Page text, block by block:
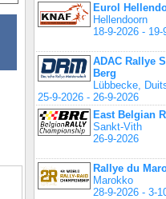
Eurol
Hellendoorn
18-9-2026 - 19-
ADAC Rallye
Berg
Lübbecke,
25-9-2026 - 26-9-2026
East Belgian
Sankt-Vith
26-9-2026
Rallye du
Marokko
28-9-2026 - 3-